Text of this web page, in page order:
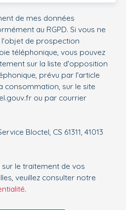
de mes données
au RGPD. Si vous ne
de prospection
téléphonique, vous pouvez
sur la liste d'opposition
prévu par l'article
consommation, sur le site
ou par courrier
Bloctel, CS 61311, 41013
le traitement de vos
veuillez consulter notre
.